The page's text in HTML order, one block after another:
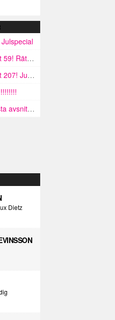
nytt faktiskt
Julspecial
(Del 1 och 2)
Dietz